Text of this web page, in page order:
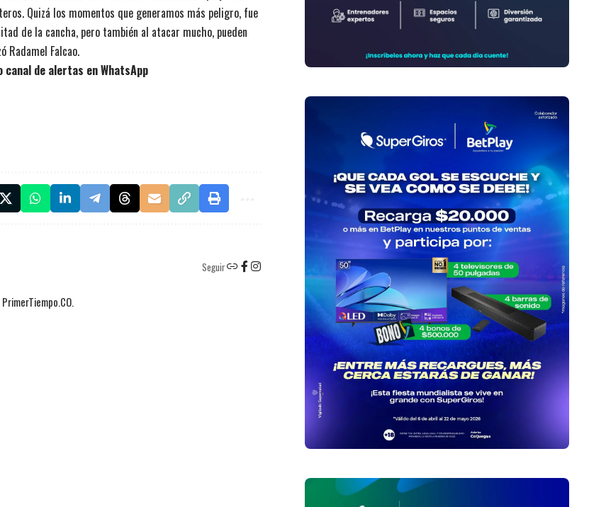
Quizá los momentos que generamos más peligro, fue
de la cancha, pero también al atacar mucho, pueden
Radamel Falcao.
canal de alertas en WhatsApp
Seguir